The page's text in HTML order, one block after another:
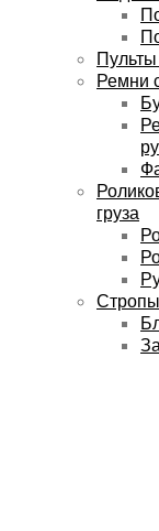
Ремни
груза
Стропы